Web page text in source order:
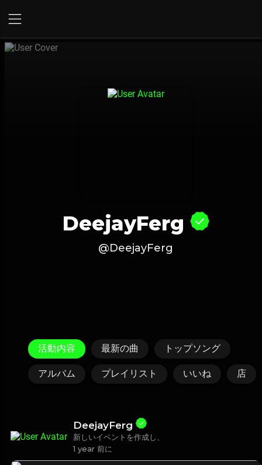
DeejayFerg
@DeejayFerg
活動内容 最新の曲 トップソング
アルバム プレイリスト いいね 店
DeejayFerg
新しいイベントを作成し、
1 year 前に